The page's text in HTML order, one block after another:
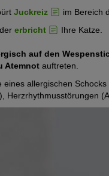
Juckreiz
im Bereich
erbricht Ihre Katze.
auf den
Atemnot auftreten.
eines allergischen
Herzrhythmusstörungen